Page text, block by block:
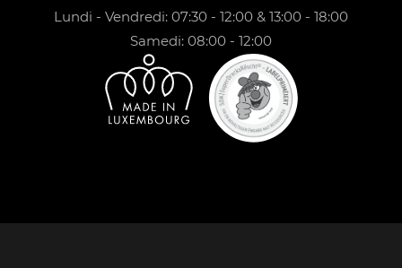
Lundi - Vendredi: 07:30 - 12:00 & 13:00 - 18:00
Samedi: 08:00 - 12:00